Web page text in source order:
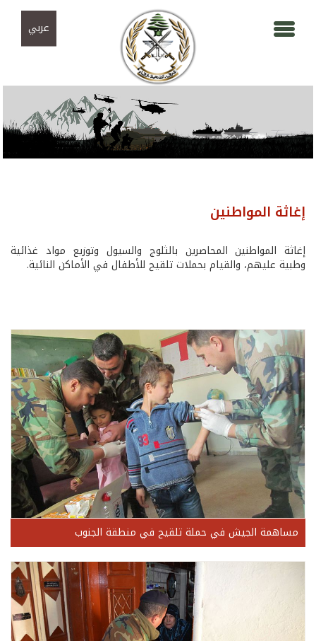
عربي
إغاثة المواطنين
إغاثة المواطنين المحاصرين بالثلوج والسيول وتوزيع مواد غذائية
وطبية عليهم، والقيام بحملات تلقيح للأطفال في الأماكن النائية.
مساهمة الجيش في حملة تلقيح في منطقة الجنوب